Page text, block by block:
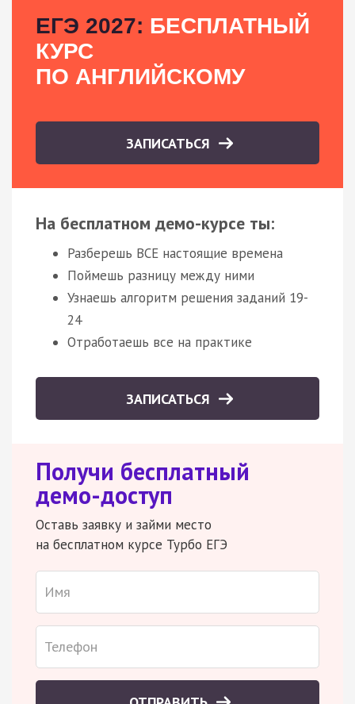
ЕГЭ 2027: БЕСПЛАТНЫЙ
КУРС
ПО АНГЛИЙСКОМУ
ЗАПИСАТЬСЯ
На бесплатном демо-курсе ты:
Разберешь ВСЕ настоящие времена
Поймешь разницу между ними
Узнаешь алгоритм решения заданий 19-
24
Отработаешь все на практике
ЗАПИСАТЬСЯ
Получи бесплатный
демо-доступ
Оставь заявку и займи место
на бесплатном курсе Турбо ЕГЭ